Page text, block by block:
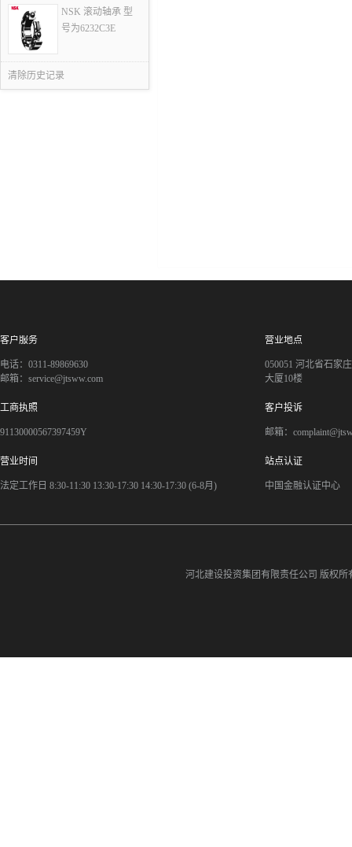
NSK 滚动轴承 型
号为6232C3E
清除历史记录
客户服务
电话：0311-89869630
邮箱：service@jtsww.com
营业地点
050051 河北省石家
大厦10楼
工商执照
91130000567397459Y
客户投诉
邮箱：
营业时间
法定工作日 8:30-11:30 13:30-17:30 14:30-17:30 (6-8月)
站点认证
中国金融认证中心
河北建设投资集团有限责任公司 版权所